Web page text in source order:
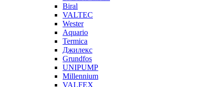
Biral
VALTEC
Wester
Aquario
Termica
Джилекс
Grundfos
UNIPUMP
Millennium
VALFEX